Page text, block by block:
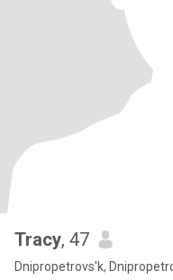
Tracy, 47
Dnipropetrovs'k,